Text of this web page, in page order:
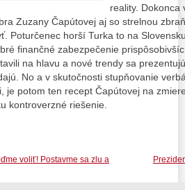
reality. Dokonca
Zuzany Čapútovej aj so strelnou
Poturčenec horší Turka to na
finančné zabezpečenie
na hlavu a nové trendy sa
No a v skutočnosti stupňovanie
je potom ten recept Čapútovej na
kontroverzné riešenie.
voliť! Postavme sa zlu a